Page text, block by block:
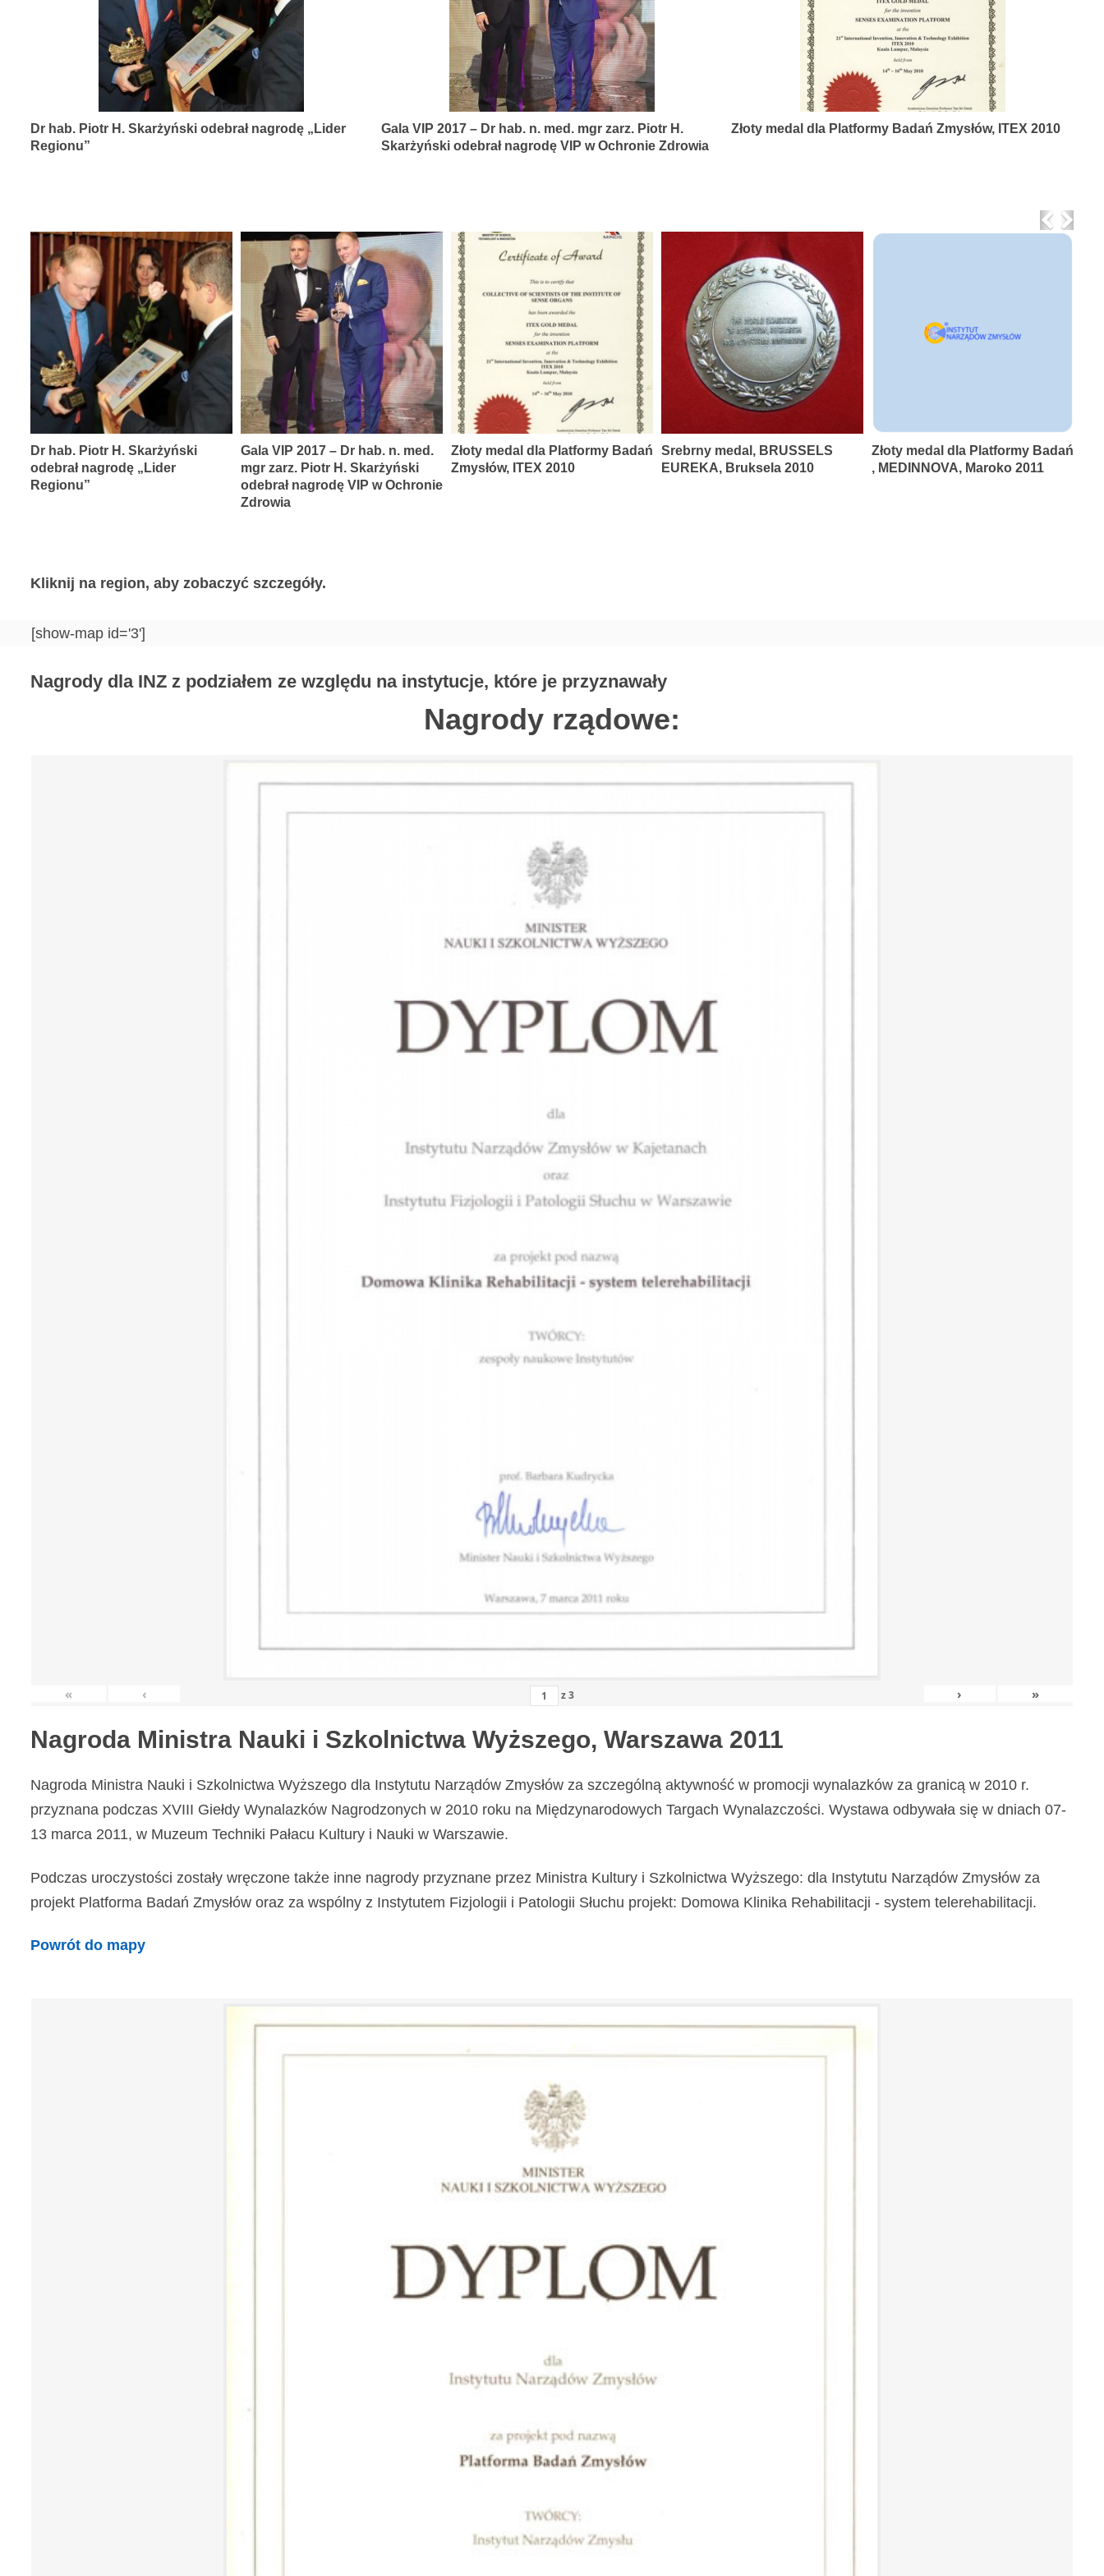
schorzeń
narządów
Dr hab. Piotr H. Skarżyński odebrał nagrodę „Lider
Regionu”
Gala VIP 2017 – Dr hab. n. med. mgr zarz. Piotr H.
Skarżyński odebrał nagrodę VIP w Ochronie Zdrowia
Złoty medal dla Platformy Badań Zmysłów, ITEX 2010
Dr hab. Piotr H. Skarżyński
odebrał nagrodę „Lider
Regionu”
Gala VIP 2017 – Dr hab. n. med.
mgr zarz. Piotr H. Skarżyński
odebrał nagrodę VIP w Ochronie
Zdrowia
Złoty medal dla Platformy Badań
Zmysłów, ITEX 2010
Srebrny medal, BRUSSELS
EUREKA, Bruksela 2010
Złoty medal dla Platformy Badań
, MEDINNOVA, Maroko 2011
Next
Kliknij na region, aby zobaczyć szczegóły.
[show-map id='3']
Nagrody dla INZ z podziałem ze względu na instytucje, które je przyznawały
Nagrody rządowe:
« ‹ z3 › »
Nagroda Ministra Nauki i Szkolnictwa Wyższego, Warszawa 2011
Nagroda Ministra Nauki i Szkolnictwa Wyższego dla Instytutu Narządów Zmysłów za szczególną aktywność w promocji wynalazków za granicą w 2010 r.
przyznana podczas XVIII Giełdy Wynalazków Nagrodzonych w 2010 roku na Międzynarodowych Targach Wynalazczości. Wystawa odbywała się w dniach 07-
13 marca 2011, w Muzeum Techniki Pałacu Kultury i Nauki w Warszawie.
Podczas uroczystości zostały wręczone także inne nagrody przyznane przez Ministra Kultury i Szkolnictwa Wyższego: dla Instytutu Narządów Zmysłów za
projekt Platforma Badań Zmysłów oraz za wspólny z Instytutem Fizjologii i Patologii Słuchu projekt: Domowa Klinika Rehabilitacji - system telerehabilitacji.
Powrót do mapy